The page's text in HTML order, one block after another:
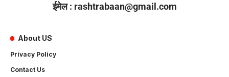
ईमेल : rashtrabaan@gmail.com
About US
Privacy Policy
Contact Us